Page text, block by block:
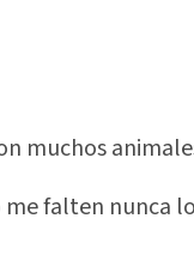
muchos
me falten nunca